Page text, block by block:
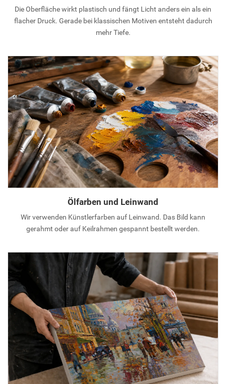
Die Oberfläche wirkt plastisch und fängt Licht anders ein als ein
flacher Druck. Gerade bei klassischen Motiven entsteht dadurch
mehr Tiefe.
Ölfarben und Leinwand
Wir verwenden Künstlerfarben auf Leinwand. Das Bild kann
gerahmt oder auf Keilrahmen gespannt bestellt werden.